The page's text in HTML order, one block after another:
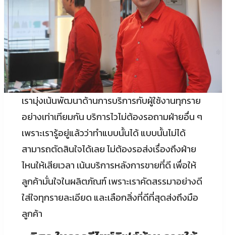
เรามุ่งเน้นพัฒนาด้านการบริการกับผู้ใช้งานทุกราย
อย่างเท่าเทียมกัน บริการไวไม่ต้องรอถามฝ่ายอื่น ๆ
เพราะเรารู้อยู่แล้วว่าทำแบบนั้นได้ แบบนั้นไม่ได้
สามารถตัดสินใจได้เลย ไม่ต้องรอส่งเรื่องถึงฝ่าย
ไหนให้เสียเวลา เน้นบริการหลังการขายที่ดี เพื่อให้
ลูกค้ามั่นใจในผลิตภัณฑ์ เพราะเราคัดสรรมาอย่างดี
ใส่ใจทุกรายละเอียด และเลือกสิ่งที่ดีที่สุดส่งถึงมือ
ลูกค้า